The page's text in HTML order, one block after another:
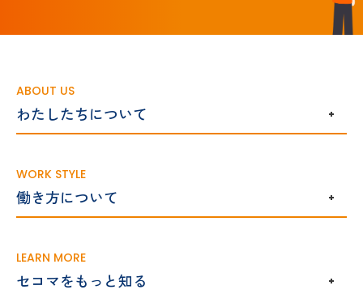
ABOUT US
わたしたちについて
WORK STYLE
働き方について
LEARN MORE
セコマをもっと知る